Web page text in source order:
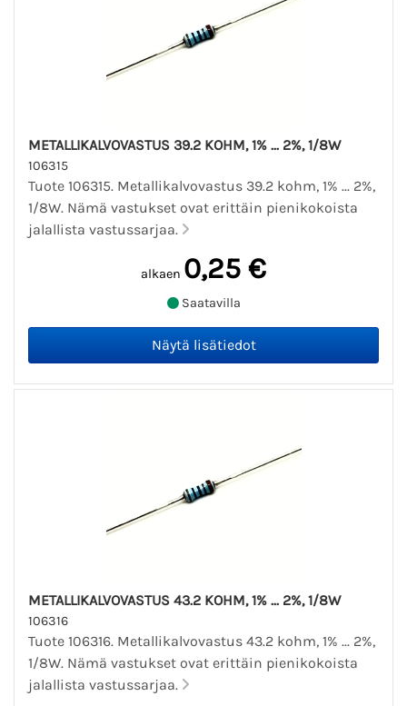
METALLIKALVOVASTUS 39.2 KOHM, 1% ... 2%, 1/8W
106315
Tuote 106315. Metallikalvovastus 39.2 kohm, 1% ... 2%,
1/8W. Nämä vastukset ovat erittäin pienikokoista
jalallista vastussarjaa.
alkaen 0,25 €
Saatavilla
METALLIKALVOVASTUS 43.2 KOHM, 1% ... 2%, 1/8W
106316
Tuote 106316. Metallikalvovastus 43.2 kohm, 1% ... 2%,
1/8W. Nämä vastukset ovat erittäin pienikokoista
jalallista vastussarjaa.